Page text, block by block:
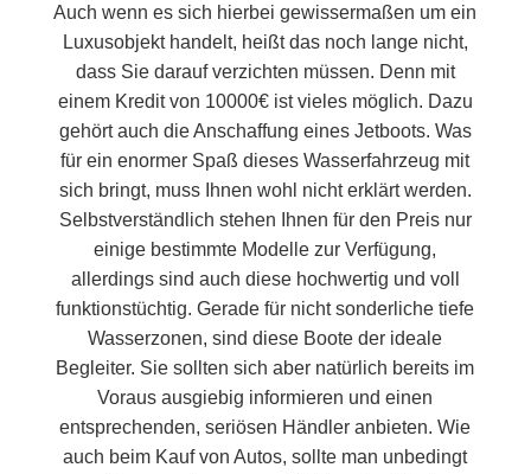
Auch wenn es sich hierbei gewissermaßen um ein
Luxusobjekt handelt, heißt das noch lange nicht,
dass Sie darauf verzichten müssen. Denn mit
einem Kredit von 10000€ ist vieles möglich. Dazu
gehört auch die Anschaffung eines Jetboots. Was
für ein enormer Spaß dieses Wasserfahrzeug mit
sich bringt, muss Ihnen wohl nicht erklärt werden.
Selbstverständlich stehen Ihnen für den Preis nur
einige bestimmte Modelle zur Verfügung,
allerdings sind auch diese hochwertig und voll
funktionstüchtig. Gerade für nicht sonderliche tiefe
Wasserzonen, sind diese Boote der ideale
Begleiter. Sie sollten sich aber natürlich bereits im
Voraus ausgiebig informieren und einen
entsprechenden, seriösen Händler anbieten. Wie
auch beim Kauf von Autos, sollte man unbedingt